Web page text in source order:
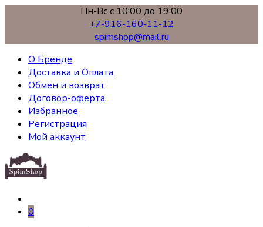
Пн-Вс с 10:00 до 19:00
+7-916-160-11-12
spimshop@mail.ru
О Бренде
Доставка и Оплата
Обмен и возврат
Договор-оферта
Избранное
Регистрация
Мой аккаунт
0